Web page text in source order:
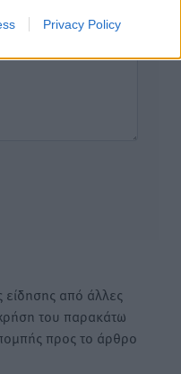
Privacy Policy
είδησης από άλλες
του παρακάτω
προς το άρθρο